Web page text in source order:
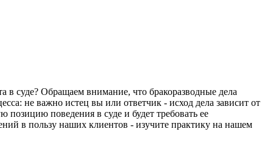
в суде? Обращаем внимание, что бракоразводные дела
не важно истец вы или ответчик - исход дела зависит от
позицию поведения в суде и будет требовать ее
в пользу наших клиентов - изучите практику на нашем